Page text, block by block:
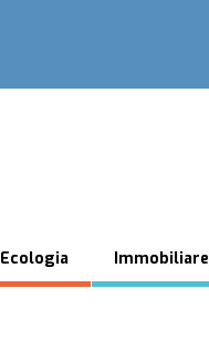
Ecologia Immobiliare